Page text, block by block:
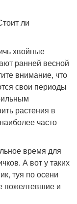
хвойные
ранней весной
внимание, что
свои периоды
растения в
часто
время для
А вот у таких
туя по осени
пожелтевшие и